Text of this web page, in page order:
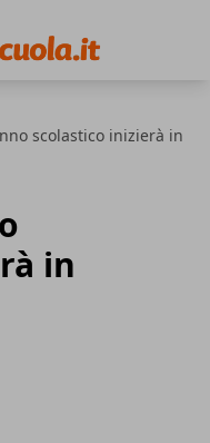
scolastico inizierà in
in